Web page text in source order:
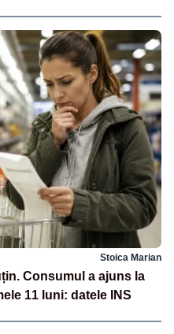
Stoica Marian
Consumul a ajuns la
11 luni: datele INS